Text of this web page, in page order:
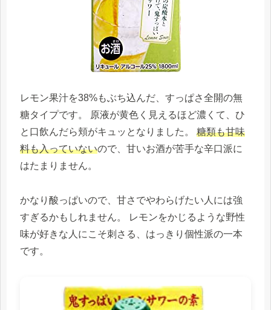
レモン果汁を38%もぶち込んだ、すっぱさ全開の無
糖タイプです。 原液が黄色く見えるほど濃くて、ひ
と口飲んだら頬がキュッとなりました。 糖類も甘味
料も入っていないので、甘いお酒が苦手な辛口派に
はたまりません。
かなり酸っぱいので、甘さでやわらげたい人には強
すぎるかもしれません。 レモンをかじるような野性
味が好きな人にこそ刺さる、はっきり個性派の一本
です。